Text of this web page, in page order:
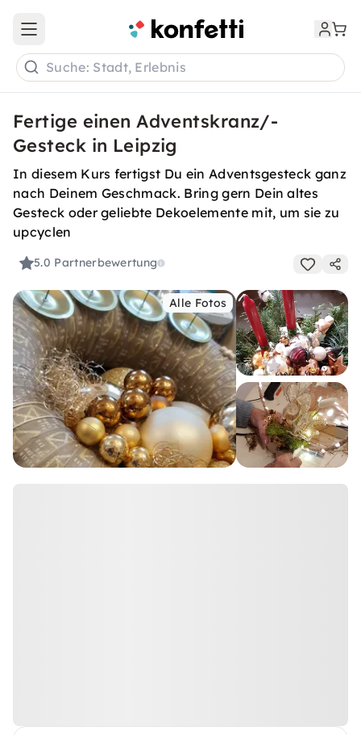
Open main menu
Suche: Stadt, Erlebnis
Fertige einen Adventskranz/-
Gesteck in Leipzig
In diesem Kurs fertigst Du ein Adventsgesteck ganz
nach Deinem Geschmack. Bring gern Dein altes
Gesteck oder geliebte Dekoelemente mit, um sie zu
upcyclen
5.0 Partnerbewertung
Alle Fotos